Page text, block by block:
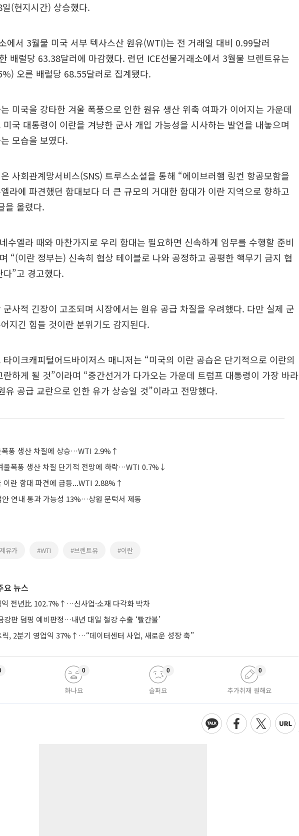
(현지시간) 상승했다.
에서 3월물 미국 서부 텍사스산 원유(WTI)는 전 거래일 대비 0.99달러
배럴당 63.38달러에 마감했다. 런던 ICE선물거래소에서 3월물 브렌트유는
오른 배럴당 68.55달러로 집계됐다.
미국을 강타한 겨울 폭풍으로 인한 원유 생산 위축 여파가 이어지는 가운데
미국 대통령이 이란을 겨냥한 군사 개입 가능성을 시사하는 발언을 내놓으며
모습을 보였다.
사회관계망서비스(SNS) 트루스소셜을 통해 “에이브러햄 링컨 항공모함을
라에 파견했던 함대보다 더 큰 규모의 거대한 함대가 이란 지역으로 향하고
을 올렸다.
수엘라 때와 마찬가지로 우리 함대는 필요하면 신속하게 임무를 수행할 준비
“(이란 정부는) 신속히 협상 테이블로 나와 공정하고 공평한 핵무기 금지 협
”고 경고했다.
군사적 긴장이 고조되며 시장에서는 원유 공급 차질을 우려했다. 다만 실제 군
지긴 힘들 것이란 분위기도 감지된다.
타이크캐피털어드바이저스 매니저는 “미국의 이란 공습은 단기적으로 이란의
하게 될 것”이라며 “중간선거가 다가오는 가운데 트럼프 대통령이 가장 바라
유 공급 교란으로 인한 유가 상승일 것”이라고 전망했다.
폭풍 생산 차질에 상승…WTI 2.9%↑
울폭풍 생산 차질 단기적 전망에 하락…WTI 0.7%↓
이란 함대 파견에 급등...WTI 2.88%↑
연내 통과 가능성 13%…상원 문턱서 제동
유가 #WTI #브렌트유 #이란
요 뉴스
익 전년比 102.7%↑…신사업·소재 다각화 박차
강판 덤핑 예비판정…내년 대일 철강 수출 ‘빨간불’
릭, 2분기 영업익 37%↑…“데이터센터 사업, 새로운 성장 축”
화나요
0
슬퍼요
0
추가취재 원해요
0